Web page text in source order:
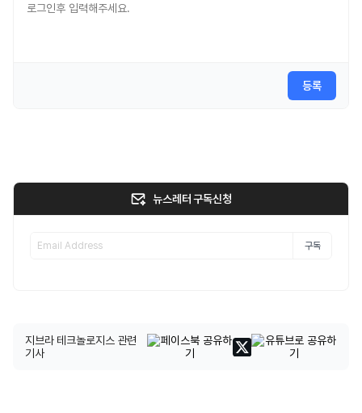
등록
뉴스레터 구독신청
구독
지브라 테크놀로지스 관련
기사